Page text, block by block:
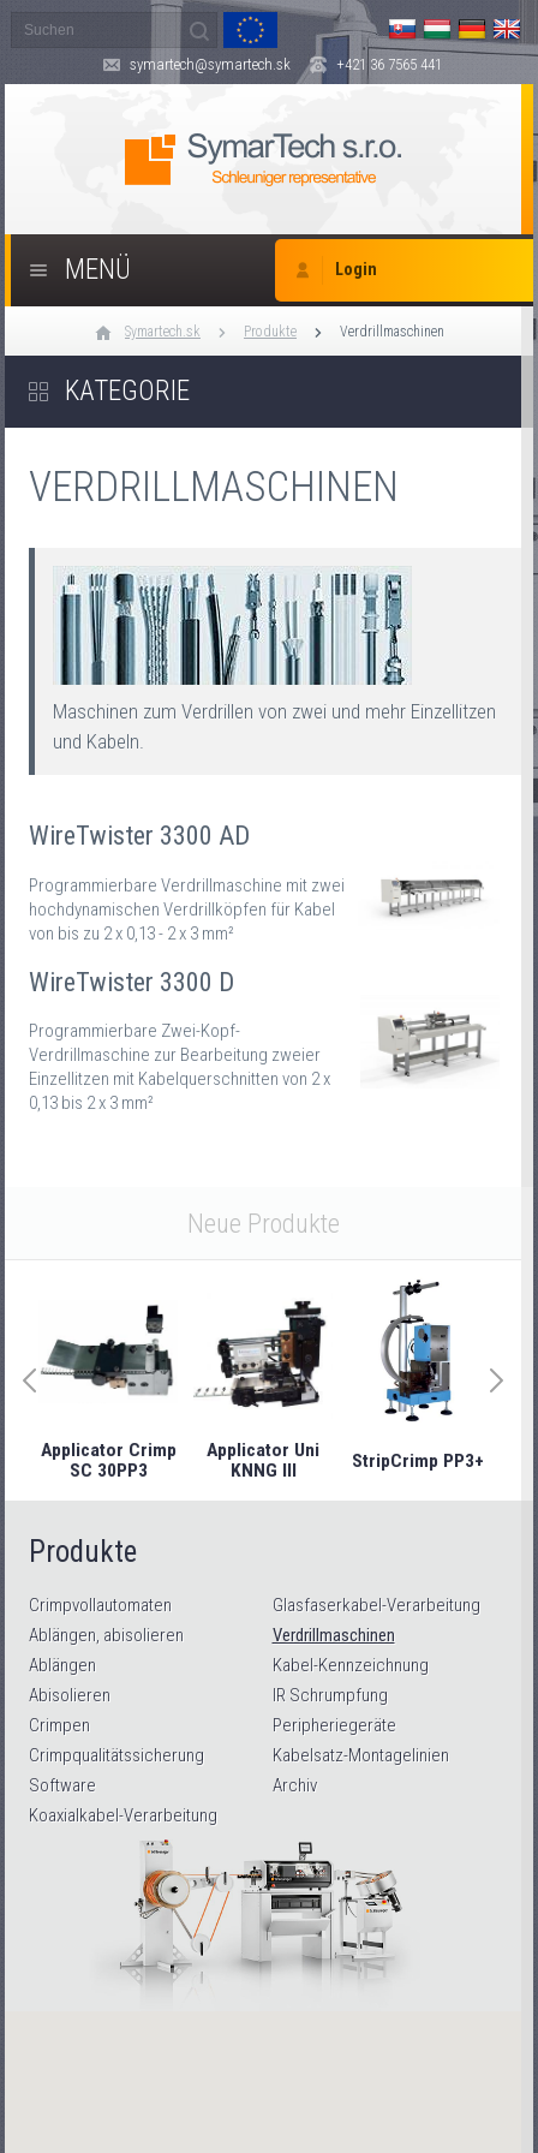
symartech@symartech.sk +421 36 7565 441
Login
MENÜ
Symartech.sk Produkte Verdrillmaschinen
KATEGORIE
VERDRILLMASCHINEN
Maschinen zum Verdrillen von zwei und mehr Einzellitzen
und Kabeln.
WireTwister 3300 AD
Programmierbare Verdrillmaschine mit zwei
hochdynamischen Verdrillköpfen für Kabel
von bis zu 2 x 0,13 - 2 x 3 mm²
WireTwister 3300 D
Programmierbare Zwei-Kopf-
Verdrillmaschine zur Bearbeitung zweier
Einzellitzen mit Kabelquerschnitten von 2 x
0,13 bis 2 x 3 mm²
Neue Produkte
Applicator Crimp
SC 30PP3
Applicator Uni
KNNG III
StripCrimp PP3+
Produkte
Crimpvollautomaten
Ablängen, abisolieren
Ablängen
Abisolieren
Crimpen
Crimpqualitätssicherung
Software
Koaxialkabel-Verarbeitung
Glasfaserkabel-Verarbeitung
Verdrillmaschinen
Kabel-Kennzeichnung
IR Schrumpfung
Peripheriegeräte
Kabelsatz-Montagelinien
Archiv